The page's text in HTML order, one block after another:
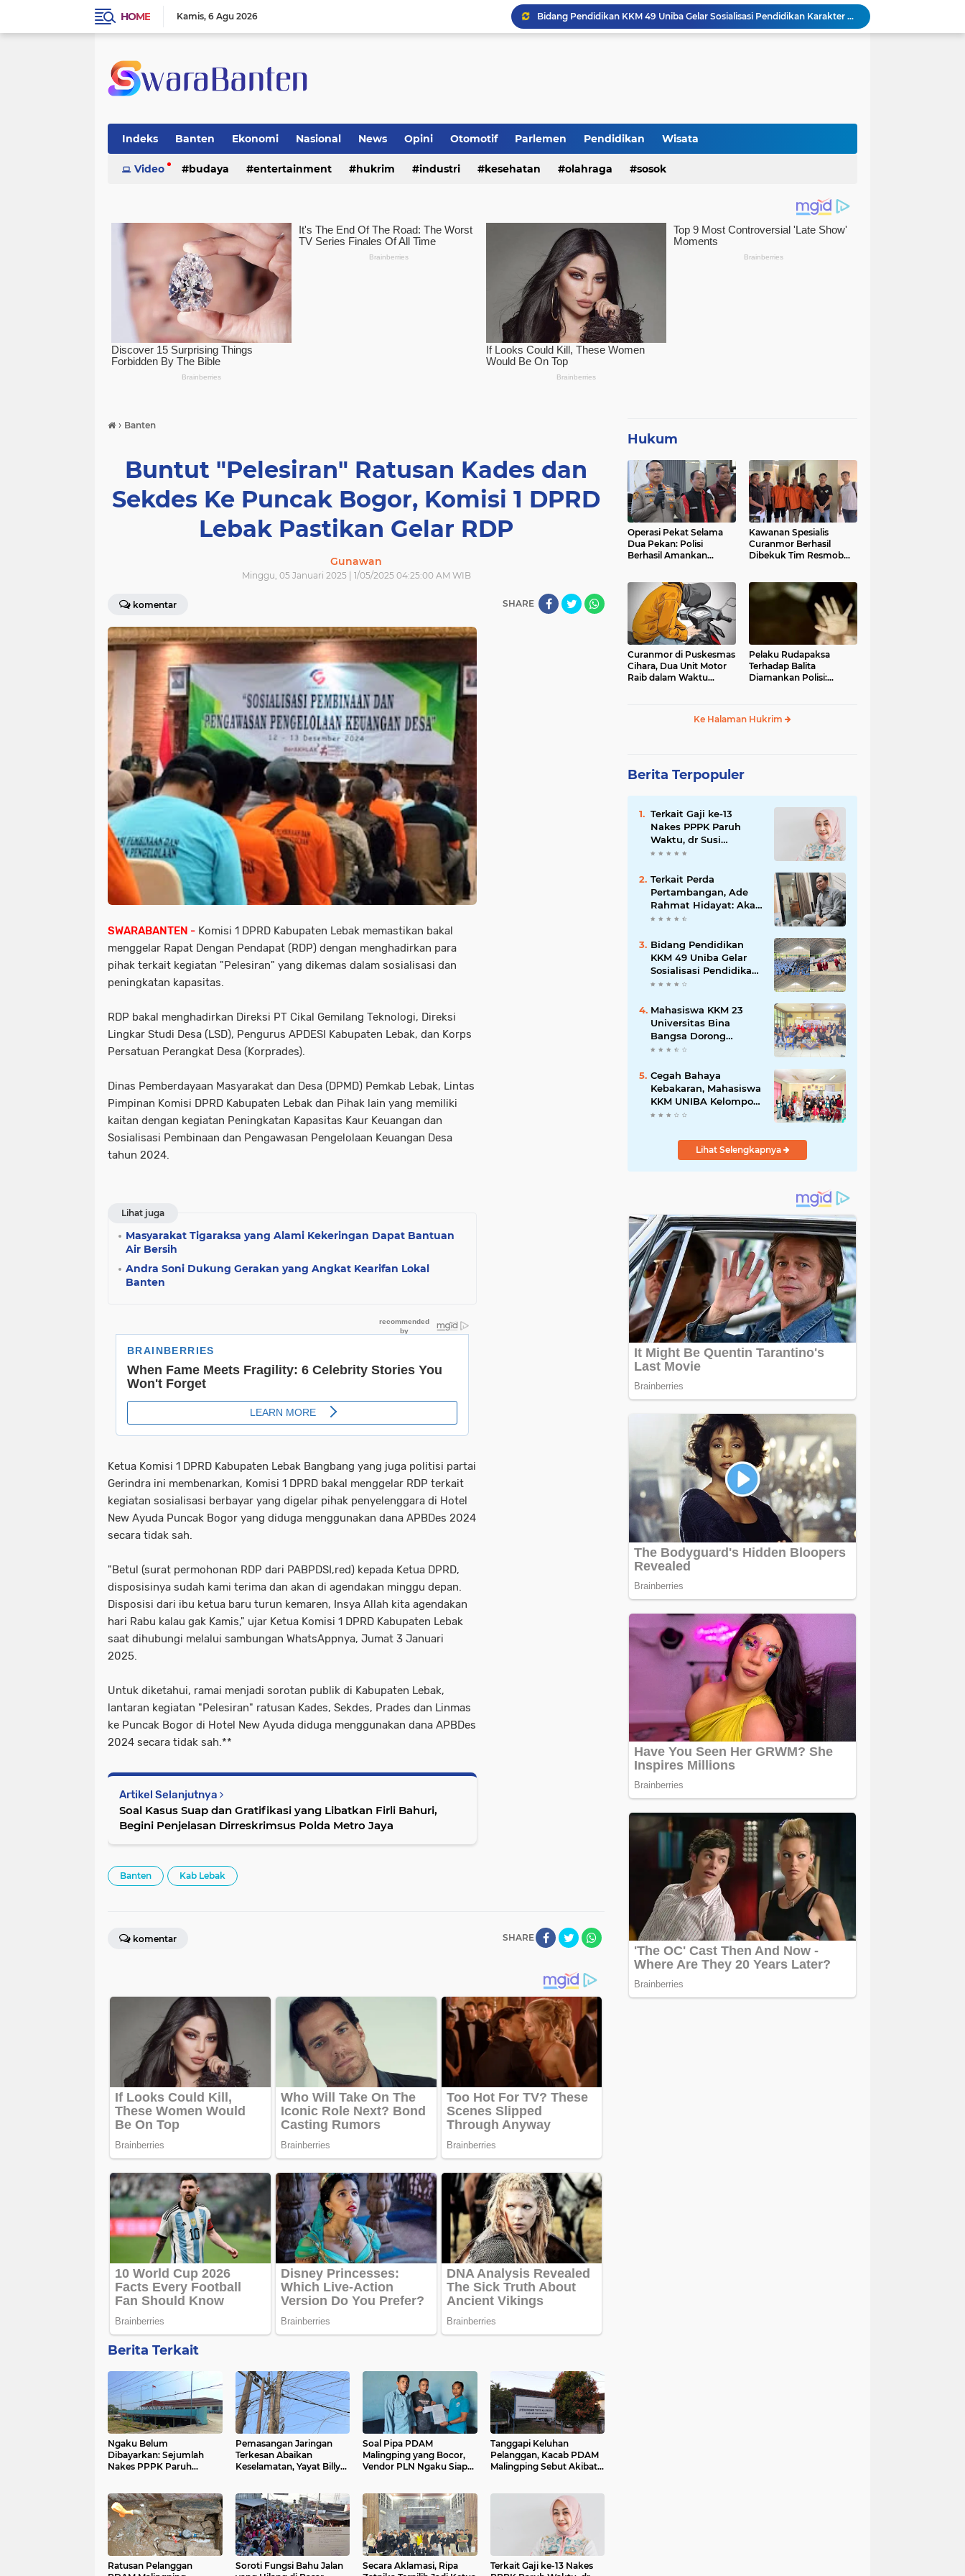
HOME Kamis 6 Agu 2026
SMKN 1 Kabupaten Tangerang Siapkan Lulusan Berdayaguna dan Siap Pakai
Terkait Gaji ke-13 Nakes PPPK Paruh Waktu, dr Susi Mulyani: Dibayarkan di Anggaran Perubahan
Mahasiswa KKM 23 Universitas Bina Bangsa Dorong Pemberdayaan Masyarakat melalui Seminar di Desa Pelawad
Indeks Banten Ekonomi Nasional News Opini Otomotif Parlemen Pendidikan Wisata
Video budaya entertainment hukrim industri kesehatan olahraga sosok
› Banten
Buntut "Pelesiran" Ratusan Kades dan
Sekdes Ke Puncak Bogor, Komisi 1 DPRD
Lebak Pastikan Gelar RDP
Gunawan
Minggu, 05 Januari 2025 | 1/05/2025 04:25:00 AM WIB
komentar SHARE
SWARABANTEN - Komisi 1 DPRD Kabupaten Lebak memastikan bakal
menggelar Rapat Dengan Pendapat (RDP) dengan menghadirkan para
pihak terkait kegiatan "Pelesiran" yang dikemas dalam sosialisasi dan
peningkatan kapasitas.
RDP bakal menghadirkan Direksi PT Cikal Gemilang Teknologi, Direksi
Lingkar Studi Desa (LSD), Pengurus APDESI Kabupaten Lebak, dan Korps
Persatuan Perangkat Desa (Korprades).
Dinas Pemberdayaan Masyarakat dan Desa (DPMD) Pemkab Lebak, Lintas
Pimpinan Komisi DPRD Kabupaten Lebak dan Pihak lain yang memiliki
kaitan dengan kegiatan Peningkatan Kapasitas Kaur Keuangan dan
Sosialisasi Pembinaan dan Pengawasan Pengelolaan Keuangan Desa
tahun 2024.
Lihat juga
Masyarakat Tigaraksa yang Alami Kekeringan Dapat Bantuan
Air Bersih
Andra Soni Dukung Gerakan yang Angkat Kearifan Lokal
Banten
Ketua Komisi 1 DPRD Kabupaten Lebak Bangbang yang juga politisi partai
Gerindra ini membenarkan, Komisi 1 DPRD bakal menggelar RDP terkait
kegiatan sosialisasi berbayar yang digelar pihak penyelenggara di Hotel
New Ayuda Puncak Bogor yang diduga menggunakan dana APBDes 2024
secara tidak sah.
"Betul (surat permohonan RDP dari PABPDSI,red) kepada Ketua DPRD,
disposisinya sudah kami terima dan akan di agendakan minggu depan.
Disposisi dari ibu ketua baru turun kemaren, Insya Allah kita agendakan
hari Rabu kalau gak Kamis," ujar Ketua Komisi 1 DPRD Kabupaten Lebak
saat dihubungi melalui sambungan WhatsAppnya, Jumat 3 Januari
2025.
Untuk diketahui, ramai menjadi sorotan publik di Kabupaten Lebak,
lantaran kegiatan "Pelesiran" ratusan Kades, Sekdes, Prades dan Linmas
ke Puncak Bogor di Hotel New Ayuda diduga menggunakan dana APBDes
2024 secara tidak sah.**
Artikel Selanjutnya
Soal Kasus Suap dan Gratifikasi yang Libatkan Firli Bahuri,
Begini Penjelasan Dirreskrimsus Polda Metro Jaya
Banten Kab Lebak
SHARE
komentar
Berita Terkait
Ngaku Belum
Dibayarkan: Sejumlah
Nakes PPPK Paruh
Pemasangan Jaringan
Terkesan Abaikan
Keselamatan, Yayat Billy
Soal Pipa PDAM
Malingping yang Bocor,
Vendor PLN Ngaku Siap
Tanggapi Keluhan
Pelanggan, Kacab PDAM
Malingping Sebut Akibat
Ratusan Pelanggan
Soroti Fungsi Bahu Jalan
Secara Aklamasi, Ripa
Terkait Gaji ke-13 Nakes
Hukum
Operasi Pekat Selama
Dua Pekan: Polisi
Berhasil Amankan
Kawanan Spesialis
Curanmor Berhasil
Dibekuk Tim Resmob
Curanmor di Puskesmas
Cihara, Dua Unit Motor
Raib dalam Waktu
Pelaku Rudapaksa
Terhadap Balita
Diamankan Polisi:
Ke Halaman Hukrim
Berita Terpopuler
Terkait Gaji ke-13
Nakes PPPK Paruh
Waktu, dr Susi
Mulyani: Dibayarkan di
Terkait Perda
Pertambangan, Ade
Rahmat Hidayat: Akan
Berikan Kepastian
Masyarakat dan
Pelaku Usaha
Bidang Pendidikan
KKM 49 Uniba Gelar
Sosialisasi Pendidikan
Karakter dan
SMP Negeri 1 Baros
Mahasiswa KKM 23
Universitas Bina
Bangsa Dorong
Pemberdayaan
Seminar di Desa
Pelawad
Cegah Bahaya
Kebakaran, Mahasiswa
KKM UNIBA Kelompok
03 Edukasi Warga
Instalasi dan K3 Listrik
Lihat Selengkapnya